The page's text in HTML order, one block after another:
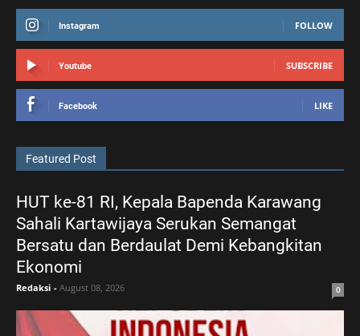
Instagram FOLLOW
Youtube SUBSCRIBE
Facebook LIKE
Featured Post
HUT ke-81 RI, Kepala Bapenda Karawang
Sahali Kartawijaya Serukan Semangat
Bersatu dan Berdaulat Demi Kebangkitan
Ekonomi
Redaksi - August 08, 2026 0